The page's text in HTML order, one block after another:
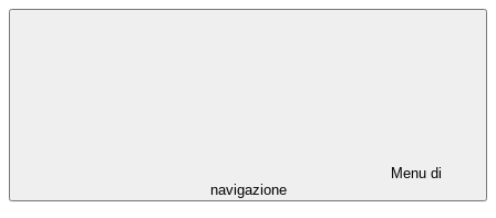
Menu di
navigazione